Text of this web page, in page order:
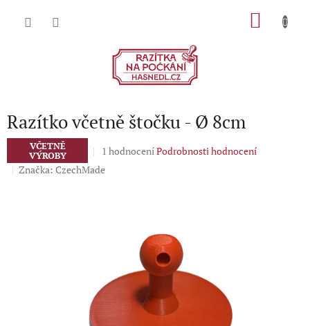
Razítko včetně štočku - Ø 8cm
VČETNĚ
VÝROBY
Průměrné
produktu
hvězdiček.
1 hodnoceníPodrobnosti hodnocení
Značka: CzechMade